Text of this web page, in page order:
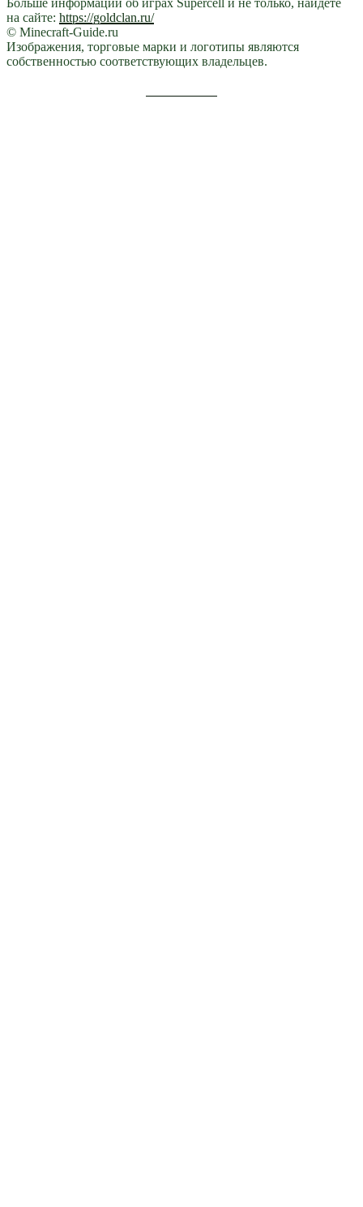
Больше информации об играх Supercell и не только, найдете
на сайте: https://goldclan.ru/
© Minecraft-Guide.ru
Изображения, торговые марки и логотипы являются
собственностью соответствующих владельцев.